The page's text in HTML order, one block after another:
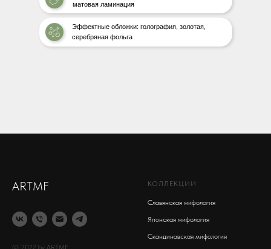
матовая ламинация
Эффектные обложки: голография, золотая,
серебряная фольга
ARTMF
© 2022 by ARTMF
КОЛЛЕКЦИИ
Славянская мифология
Японская мифология
Скандинавская мифология